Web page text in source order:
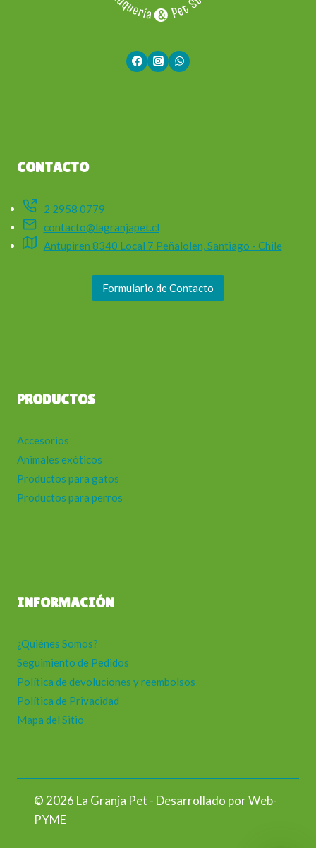
CONTACTO
2 2958 0779
contacto@lagranjapet.cl
Antupiren 8340 Local 7 Peñalolen, Santiago - Chile
Formulario de Contacto
PRODUCTOS
Accesorios
Animales exóticos
Productos para gatos
Productos para perros
INFORMACIÓN
¿Quiénes Somos?
Seguimiento de Pedidos
Política de devoluciones y reembolsos
Política de Privacidad
Mapa del Sitio
© 2026 La Granja Pet - Desarrollado porWeb-
PYME